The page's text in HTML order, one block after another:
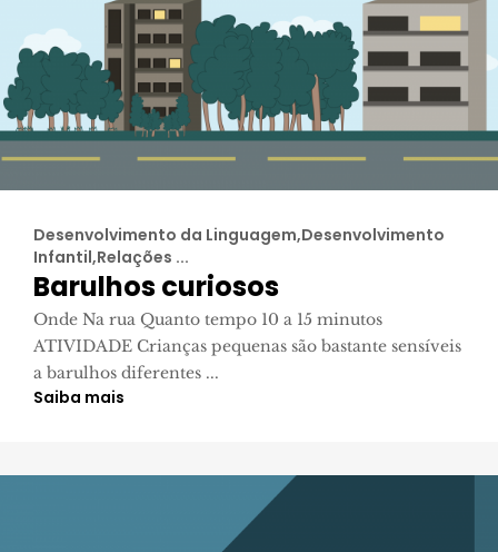
Desenvolvimento da Linguagem,Desenvolvimento
Infantil,Relações ...
Barulhos curiosos
Onde Na rua Quanto tempo 10 a 15 minutos
ATIVIDADE Crianças pequenas são bastante sensíveis
a barulhos diferentes ...
Saiba mais